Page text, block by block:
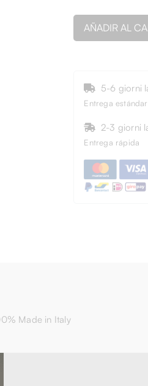
AÑADIR AL
5-6 giorni
Entrega estándar
2-3 giorni
Entrega rápida
Made in Italy